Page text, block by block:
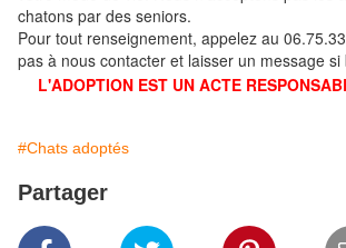
chatons par des seniors.
Pour tout renseignement, appelez au
pas à nous contacter et laisser un message si
L'ADOPTION EST UN ACTE
#Chats adoptés
Partager